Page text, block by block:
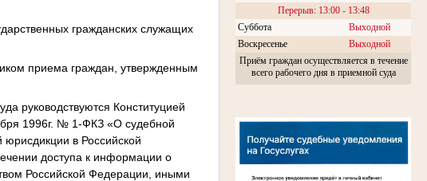
Перерыв: 13:00 - 13:48
Суббота
Выходной
Воскресенье
Выходной
Приём граждан осуществляется в течение
всего рабочего дня в приемной суда
гражданских служащих
приема граждан, утвержденным
руководствуются Конституцией
1996г. № 1-ФКЗ «О судебной
в Российской
доступа к информации о
Российской Федерации, иными